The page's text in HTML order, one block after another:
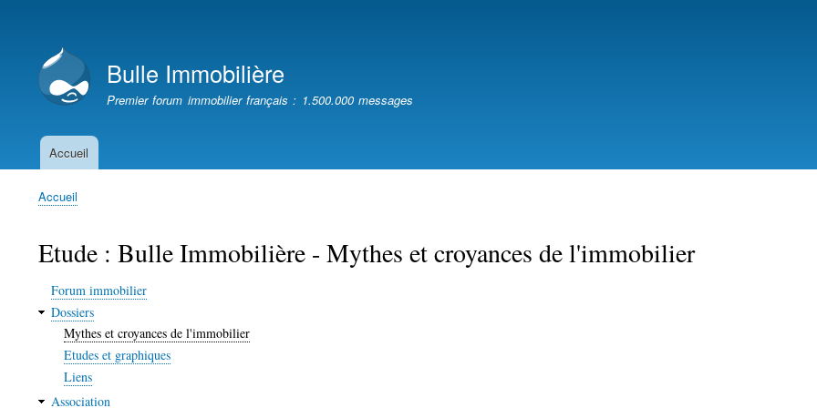
compte
de
l'utilisateur
Bulle Immobilière
Premier forum immobilier français : 1.500.000 messages
Navigation
Accueil
Fil
Accueil
Etude : Bulle Immobilière - Mythes et croyances de l'immobilier
Forum immobilier
Dossiers
Mythes et croyances de l'immobilier
Etudes et graphiques
Liens
Association